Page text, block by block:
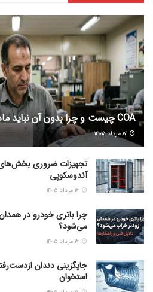
COA چیست و چرا بدون آن نباید ماده شیمیایی خرید؟
تجهیزات ضروری بخش‌های
آندوسکوپی
چرا باتری خودرو در
می‌شود؟
جایگزینی دندان
استخوان